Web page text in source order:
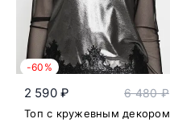
-60%
2 590 ₽ 6 480 ₽
Топ с кружевным декором